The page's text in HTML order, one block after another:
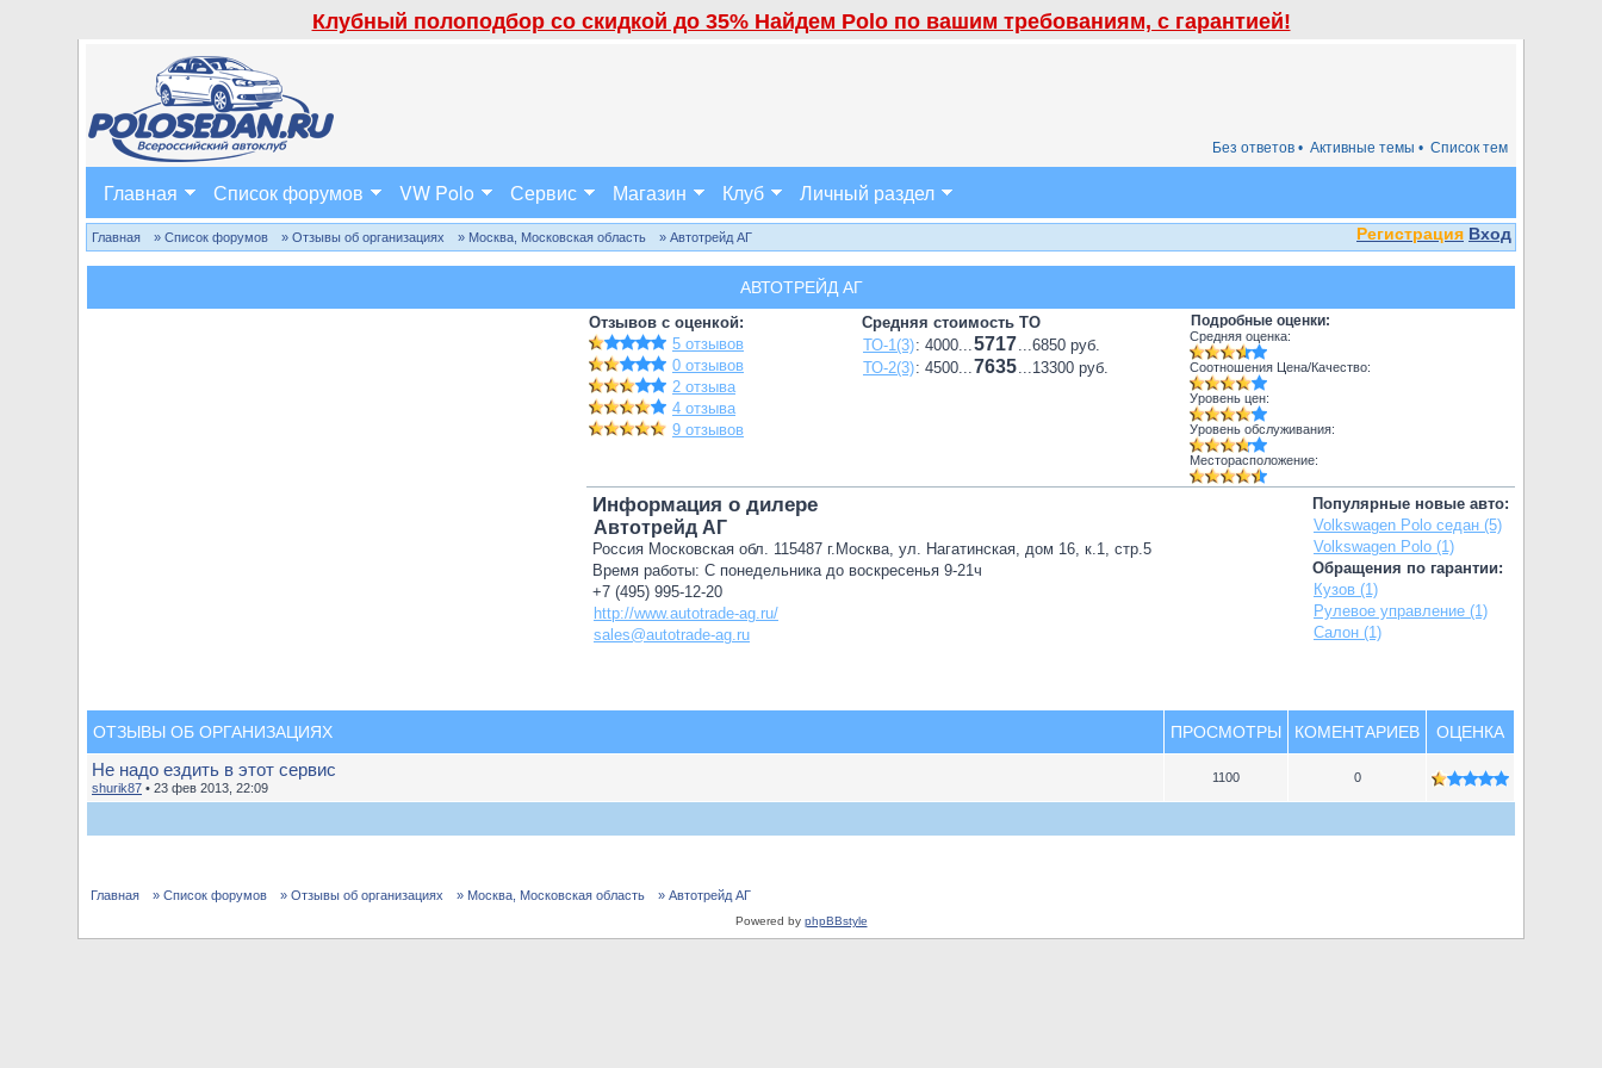
Клубный полоподбор со скидкой до 35% Найдем Polo по вашим требованиям, с гарантией!
Список тем
Активные темы •
Без ответов •
Главная Список форумов VW Polo Сервис Магазин Клуб Личный раздел
Регистрация Вход
Главная » Список форумов » Отзывы об организациях » Москва, Московская область » Автотрейд АГ
АВТОТРЕЙД АГ
Отзывов с оценкой:
5 отзывов
0 отзывов
2 отзыва
4 отзыва
9 отзывов
Средняя стоимость ТО
ТО-1(3): 4000...5717...6850 руб.
ТО-2(3): 4500...7635...13300 руб.
Подробные оценки:
Средняя оценка:
Соотношения Цена/Качество:
Уровень цен:
Уровень обслуживания:
Месторасположение:
Популярные новые авто:
Volkswagen Polo седан (5)
Volkswagen Polo (1)
Обращения по гарантии:
Кузов (1)
Рулевое управление (1)
Салон (1)
Информация о дилере
Автотрейд АГ
Россия Московская обл. 115487 г.Москва, ул. Нагатинская, дом 16, к.1, стр.5
Время работы: С понедельника до воскресенья 9-21ч
+7 (495) 995-12-20
http://www.autotrade-ag.ru/
sales@autotrade-ag.ru
ОТЗЫВЫ ОБ ОРГАНИЗАЦИЯХ ПРОСМОТРЫ КОМЕНТАРИЕВ ОЦЕНКА
Не надо ездить в этот сервис
shurik87 • 23 фев 2013, 22:09
1100 0
Главная » Список форумов » Отзывы об организациях » Москва, Московская область » Автотрейд АГ
Powered by phpBBstyle